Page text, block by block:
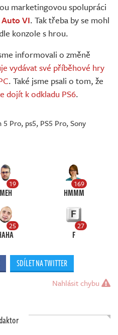
marketingovou spolupráci
VI. Tak třeba by se mohl
konzole s hrou.
informovali o změně
vydávat své příběhové hry
. Také jsme psali o tom, že
dojít k odkladu PS6.
5 Pro, ps5, PS5 Pro,Sony
19
MEH
169
HMMM
25 27
F
SDÍLET NA TWITTER
Nahlásit chybu